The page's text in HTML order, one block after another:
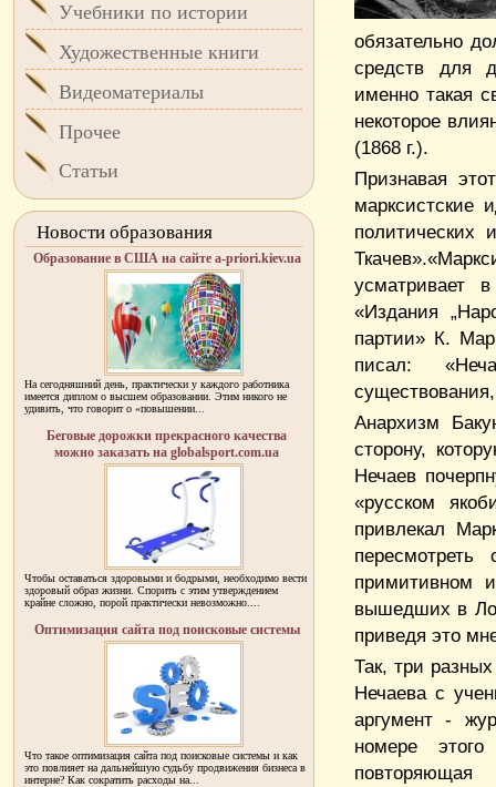
обязательно
средств для
именно такая
некоторое
(1868 г.).
Признавая
марксистские
политических
усматривает
«Издания
партии» К.
писал:
Анархизм
сторону,
Нечаев
«русском
привлекал
примитивном
вышедших в
приведя это
Так, три
Нечаева с
аргумент -
номере
Учебники по истории
Художественные книги
Видеоматериалы
Прочее
Статьи
Новости образования
Образование в США на сайте a-priori.kiev.ua
На сегодняшний день, практически у каждого работника
имеется диплом о высшем образовании. Этим никого не
удивить, что говорит о «повышении...
Беговые дорожки прекрасного качества
можно заказать на globalsport.com.ua
Чтобы оставаться здоровыми и бодрыми, необходимо вести
здоровый образ жизни. Спорить с этим утверждением
крайне сложно, порой практически невозможно....
Оптимизация сайта под поисковые системы
Что такое оптимизация сайта под поисковые системы и как
это повлияет на дальнейшую судьбу продвижения бизнеса в
интерне? Как сократить расходы на...